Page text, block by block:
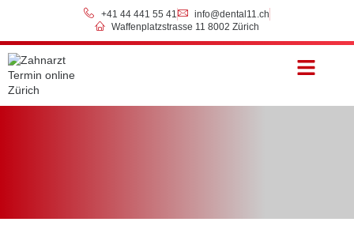
+41 44 441 55 41
info@dental11.ch
Waffenplatzstrasse 11 8002 Zürich